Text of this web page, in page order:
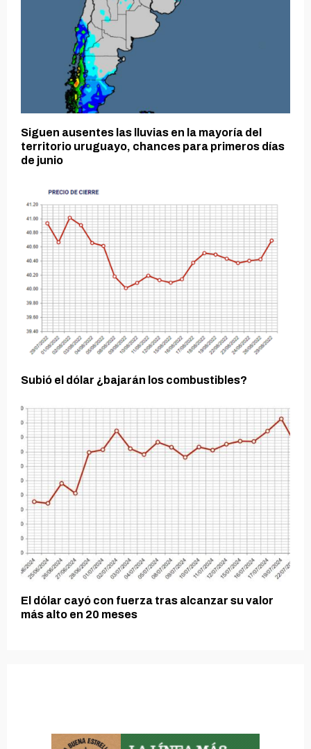
Siguen ausentes las lluvias en la mayoría del
territorio uruguayo, chances para primeros días
de junio
Subió el dólar ¿bajarán los combustibles?
El dólar cayó con fuerza tras alcanzar su valor
más alto en 20 meses